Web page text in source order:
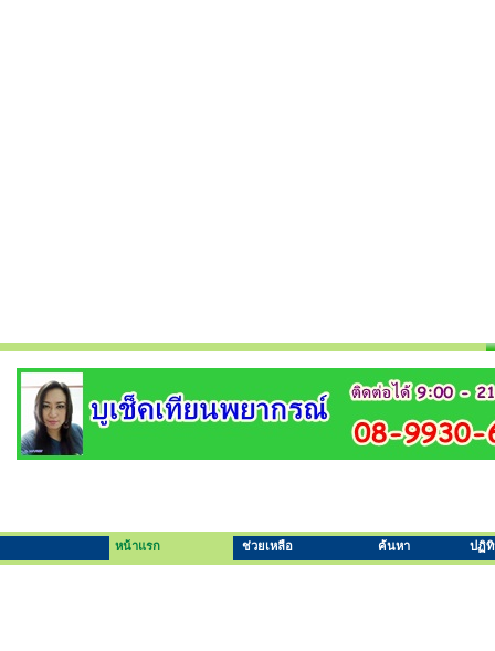
หน้าแรก ช่วยเหลือ ค้นหา ปฏิ